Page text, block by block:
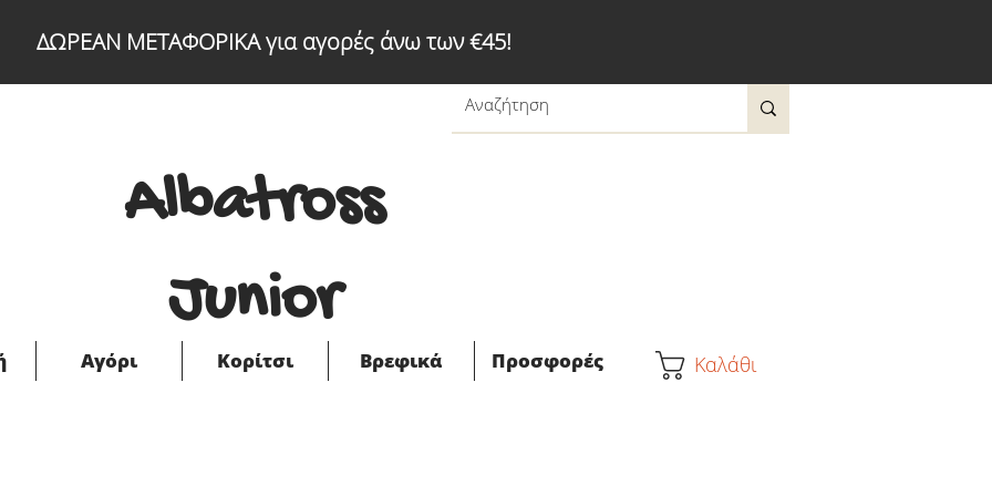
ΔΩΡΕΑΝ ΜΕΤΑΦΟΡΙΚΑ για αγορές άνω των €45!
Albatross
Junior
Αγόρι Κορίτσι Βρεφικά Προσφορές Καλάθι